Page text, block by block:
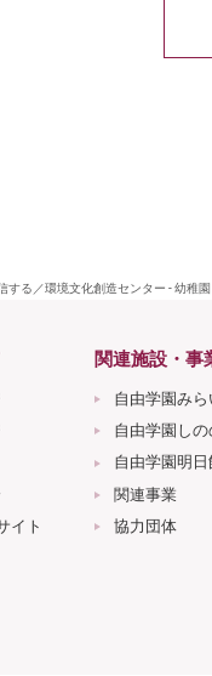
する／環境文化創造センター - 幼稚
イト
関連施設・事
自由学園みら
自由学園し
自由学園明日
関連事業
協力団体